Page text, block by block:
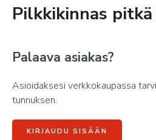
Pilkkikinnas pitkä
Palaava asiakas?
Asioidaksesi verkkokaupassa
tunnuksen.
KIRJAUDU SISÄÄN